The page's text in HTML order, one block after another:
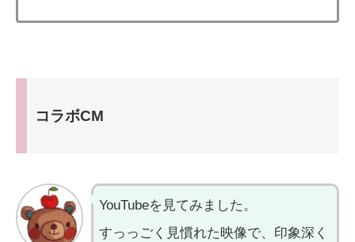
コラボCM
YouTubeを見てみました。
すっっごく見慣れた映像で、印象深く